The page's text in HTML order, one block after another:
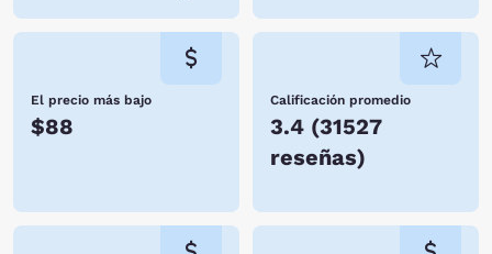
El precio más bajo
$88
Calificación promedio
3.4 (31527
reseñas)